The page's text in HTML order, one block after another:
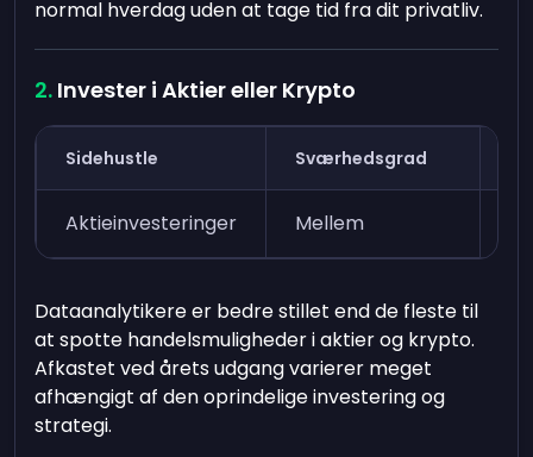
normal hverdag uden at tage tid fra dit privatliv.
Invester i Aktier eller Krypto
Sidehustle Sværhedsgrad
Aktieinvesteringer Mellem
Dataanalytikere er bedre stillet end de fleste til
at spotte handelsmuligheder i aktier og krypto.
Afkastet ved årets udgang varierer meget
afhængigt af den oprindelige investering og
strategi.